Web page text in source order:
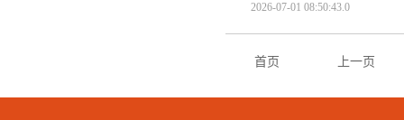
2026-07-01 08:50:43.0
首页 上一页